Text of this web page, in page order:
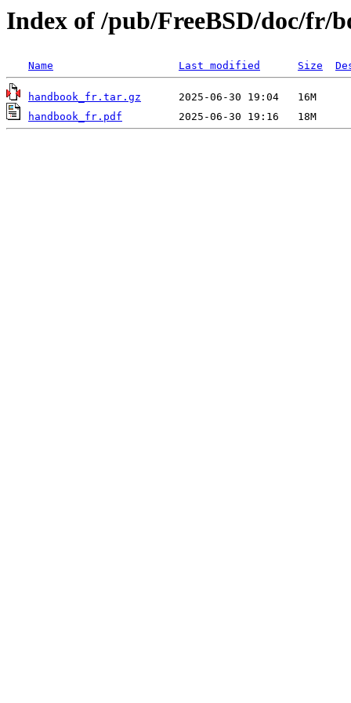
Index of /pub/FreeBSD/doc/fr/
Name Last modified Size
handbook_fr.tar.gz
handbook_fr.pdf